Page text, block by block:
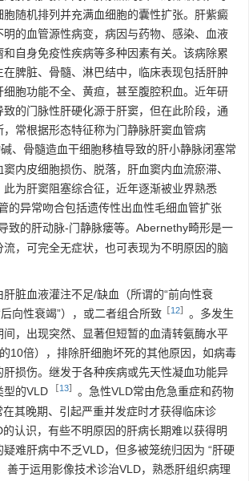
随机排列并充满血细胞的囊性扩张。肝紫癜
的血管源性病变，病因与药物、感染、血液
自身免疫性疾病等多种因素有关。该病除累
在脾脏、骨髓、淋巴结中，临床表现包括肝肿
胞功能不全、黄疸，甚至腹腔积血。近年研
致的门脉性肝硬化源于肝窦，但在此阶段，通
，常根据形态特征称为门静脉肝窦血管病
、骨髓造血干细胞移植导致的肝小静脉闭塞常
内皮细胞损伤、脱落，肝血窦内血流瘀滞、
此为肝窦阻塞综合征，近年逐渐被业界熟悉
的异常吻合包括遗传性出血性毛细血管扩张
致的肝动脉-门静脉瘘等。Abernethy畸形是一
，可完全无症状，也可表现为不明原因的脑
脏血液灌注不足/缺血（所谓的“前向性衰
向性衰竭”），或二者组合所致 ［12］ 。多发生
，出现突然、显著但短暂的血清转氨酶水平
10倍），排除肝细胞坏死的其他原因，如病毒
损伤。继发于各种疾病或先天性凝血功能异
型的VLD ［13］ 。急性VLD常由危急重症和药物
其晚期、引起严重并发症时才获得临床诊
认识，有些不明原因的肝病长期难以获得明
难肝病中不乏VLD，但多被笼统归因为 “肝硬
善于运用影像技术诊治VLD，熟悉肝组织病理